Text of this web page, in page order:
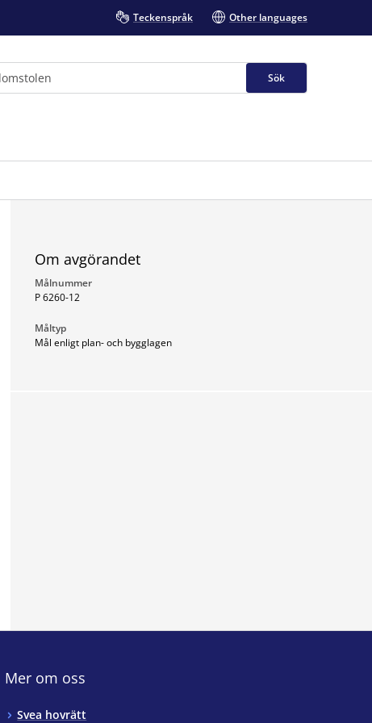
Teckenspråk Other languages
Sök
Om avgörandet
Målnummer
P 6260-12
Måltyp
Mål enligt plan- och bygglagen
Mer om oss
Svea hovrätt